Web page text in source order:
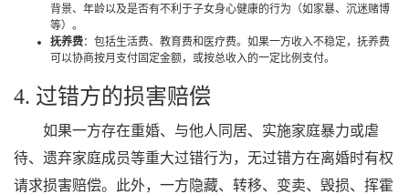
背景、年龄以及是否有不利于子女身心健康的行为（如家暴、沉迷赌博
等）。
抚养费：包括生活费、教育费和医疗费。如果一方收入不稳定，抚养费
可以协商按月支付固定金额，或按总收入的一定比例支付。
4. 过错方的损害赔偿
如果一方存在重婚、与他人同居、实施家庭暴力或虐
待、遗弃家庭成员等重大过错行为，无过错方在离婚时有权
请求损害赔偿。此外，一方隐藏、转移、变卖、毁损、挥霍